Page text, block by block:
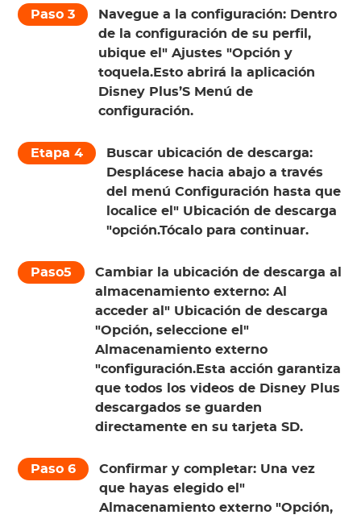
Paso 3 Navegue a la configuración: Dentro
de la configuración de su perfil,
ubique el"Ajustes"Opción y
toquela.Esto abrirá la aplicación
Disney Plus’S Menú de
configuración.
Etapa 4
Buscar ubicación de descarga:
Desplácese hacia abajo a través
del menú Configuración hasta que
localice el" Ubicación de descarga
"opción.Tócalo para continuar.
Paso5
Cambiar la ubicación de descarga al
almacenamiento externo:Al
acceder al" Ubicación de descarga
"Opción, seleccione el"
Almacenamiento externo
"configuración.Esta acción garantiza
que todos los videos de Disney Plus
descargados se guarden
directamente en su tarjeta SD.
Paso 6 Confirmar y completar: Una vez
que hayas elegido el"
Almacenamiento externo"Opción,